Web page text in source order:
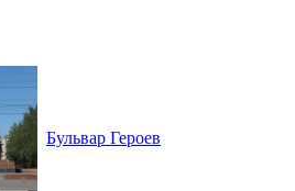
Бульвар Героев